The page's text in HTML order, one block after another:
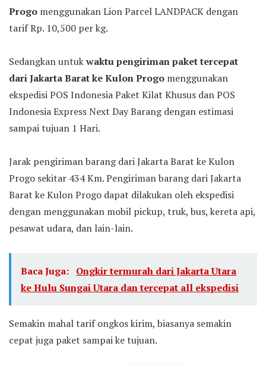
Progo menggunakan Lion Parcel LANDPACK dengan
tarif Rp. 10,500 per kg.
Sedangkan untukwaktu pengiriman paket tercepat
dari Jakarta Barat ke Kulon Progo menggunakan
ekspedisi POS Indonesia Paket Kilat Khusus dan POS
Indonesia Express Next Day Barang dengan estimasi
sampai tujuan 1 Hari.
Jarak pengiriman barang dari Jakarta Barat ke Kulon
Progo sekitar 434 Km. Pengiriman barang dari Jakarta
Barat ke Kulon Progo dapat dilakukan oleh ekspedisi
dengan menggunakan mobil pickup, truk, bus, kereta api,
pesawat udara, dan lain-lain.
Baca Juga: Ongkir termurah dari Jakarta Utara
ke Hulu Sungai Utara dan tercepat all ekspedisi
Semakin mahal tarif ongkos kirim, biasanya semakin
cepat juga paket sampai ke tujuan.